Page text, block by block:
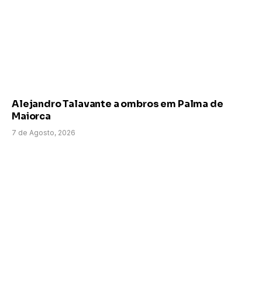
Alejandro Talavante a ombros em Palma de
Maiorca
7 de Agosto, 2026